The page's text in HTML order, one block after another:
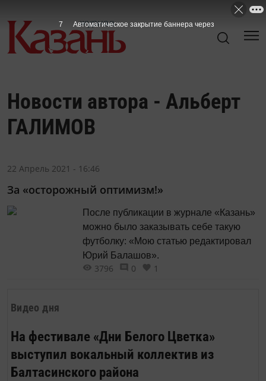
Видео дня
На фестивале «Дни Белого Цветка»
выступил вокальный коллектив из
Балтасинского района
Новости автора - Альберт
ГАЛИМОВ
22 Апрель 2021 - 16:46
За «осторожный оптимизм!»
После публикации в журнале «Казань»
можно было заказывать себе такую
футболку: «Мою статью редактировал
Юрий Балашов».
3796 0 1
7 Автоматическое закрытие баннера через